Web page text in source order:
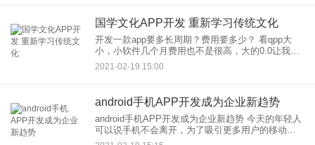
国学文化APP开发 重新学习传统文化
开发一款app要多长周期？费用要多少？ 看qpp大
小，小软件几个月费用也不是很高，大的0.0让我来
给你算一算：传统的APP开发周期长、成本高、技
术要求严格，而且维
2021-02-19 15:00
android手机APP开发成为企业新趋势
android手机APP开发成为企业新趋势 今天的年轻人
可以说手机不会离开，为了吸引更多用户的移动应
用开发不应该重复。 APP定制开发逐渐成熟，个性